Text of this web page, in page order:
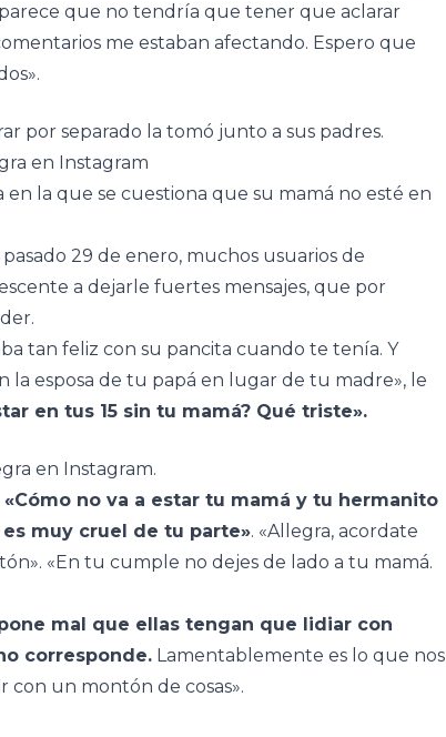
parece que no tendría que tener que aclarar
me estaban afectando. Espero que
por separado la tomó junto a sus padres.
en Instagram
la que se cuestiona que su mamá no esté en
29 de enero, muchos usuarios de
a dejarle fuertes mensajes, que por
tan feliz con su pancita cuando te tenía. Y
la esposa de tu papá en lugar de tu madre», le
en tus 15 sin tu mamá? Qué triste».
en Instagram.
«Cómo no va a estar tu mamá y tu hermanito
muy cruel de tu parte». «Allegra, acordate
«En tu cumple no dejes de lado a tu mamá.
mal que ellas tengan que lidiar con
corresponde. Lamentablemente es lo que nos
con un montón de cosas».